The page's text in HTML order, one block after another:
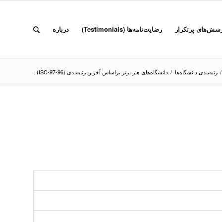
پرتکرار رضایت‌نامه‌ها (Testimonials) درباره
/ رتبه‌بندی دانشگاه‌ها / دانشگاه‌‌های هنر برتر بر‌اساس آخرین رتبه‌بندی (96-97-ISC)...